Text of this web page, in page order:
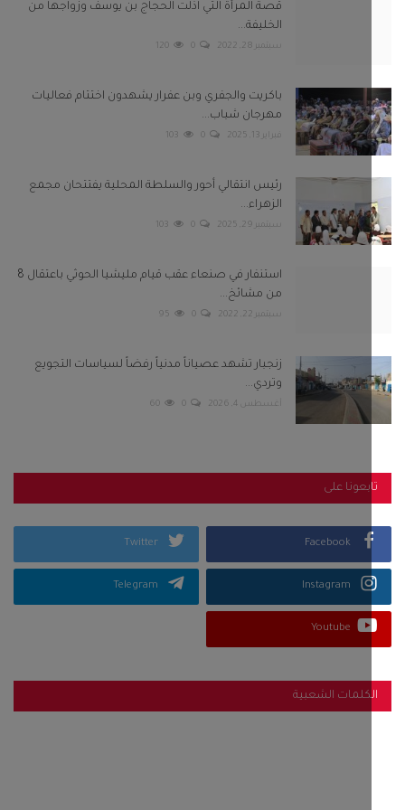
قصة المرأة التي اذلت الحجاج بن يوسف وزواجها من
الخليفة...
0
120
باكريت والجفري وبن عفرار يشهدون اختتام فعاليات
مهرجان شباب...
فبراير 13, 2025 0
103
رئيس انتقالي أحور والسلطة المحلية يفتتحان مجمع
الزهراء...
سبتمبر 29, 2025 0
103
استنفار في صنعاء عقب قيام مليشيا الحوثي باعتقال 8
من مشائخ...
0
95
زنجبار تشهد عصياناً مدنياً رفضاً لسياسات التجويع
وتردي...
أغسطس 4, 2026 0
60
على
Facebook
Twitter
Instagram
Telegram
Youtube
الشعبية